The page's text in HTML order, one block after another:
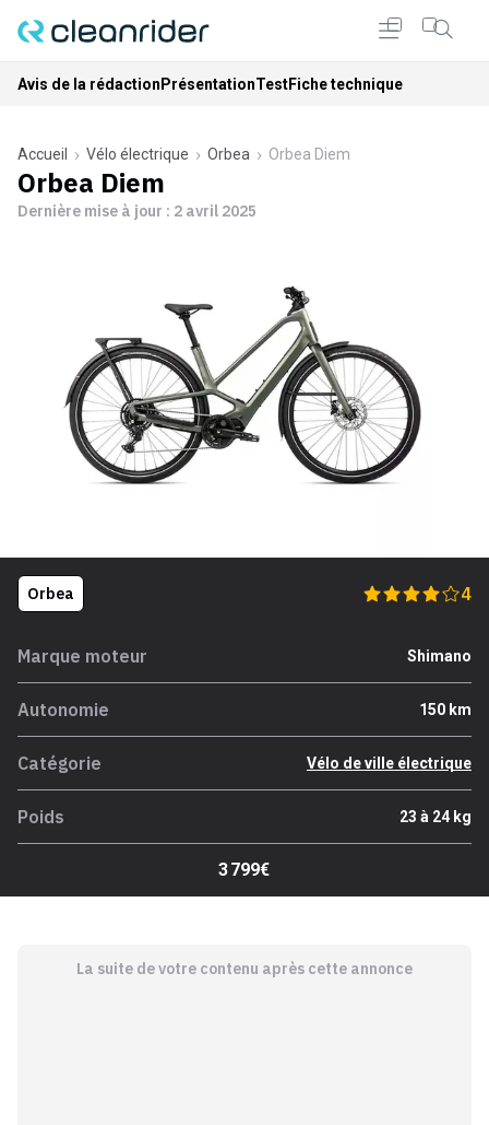
Avis de la rédaction PrésentationTestFiche technique
Accueil Vélo électrique Orbea Orbea Diem
Orbea Diem
Dernière mise à jour : 2 avril 2025
Orbea 4
Marque moteur Shimano
Autonomie 150 km
Catégorie Vélo de ville électrique
Poids 23 à 24 kg
3 799€
La suite de votre contenu après cette annonce